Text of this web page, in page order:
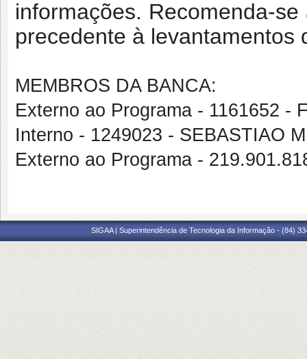
informações. Recomenda-
precedente à levantamentos
MEMBROS DA BANCA:
Externo ao Programa - 1161652 -
Interno - 1249023 - SEBASTIAO
Externo ao Programa -
SIGAA | Superintendência de Tecnologia da Informação - (84)